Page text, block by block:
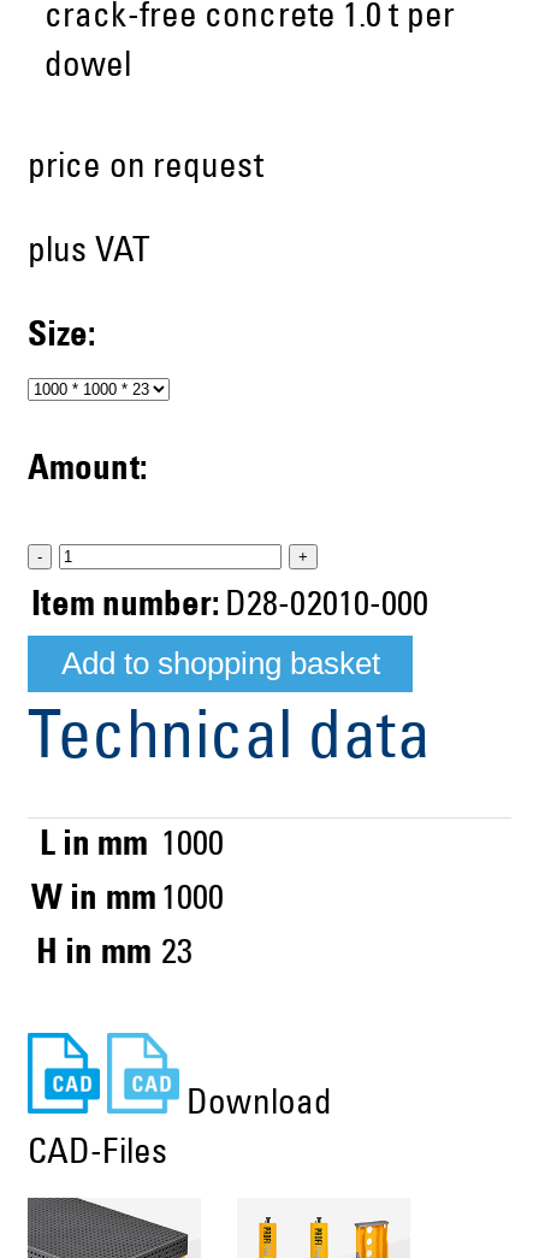
crack-free concrete 1.0 t per
dowel
price on request
plus VAT
Size:
Amount:
- +
Item number: D28-02010-000
Technical data
L in mm 1000
W in mm 1000
H in mm 23
Download
CAD-Files